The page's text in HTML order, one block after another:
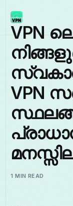
VPN
VPN
1 MIN READ